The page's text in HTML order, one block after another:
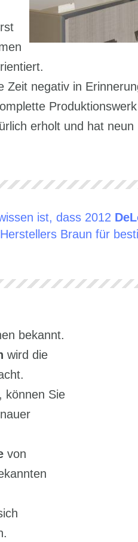
Zeit negativ in
erholt und hat neun
ist, dass 2012
Braun für
bekannt.
wird die
können Sie
von